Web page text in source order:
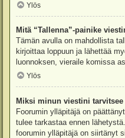
Ylös
Mitä “Tallenna”-painike
Tämän avulla on mahdollista
kirjoittaa loppuun ja lähettää
luonnoksen, vieraile komissa
Ylös
Miksi minun viestini tarvitsee
Foorumin ylläpitäjä on
tulee tarkastaa ennen
foorumin ylläpitäjä on siirtänyt